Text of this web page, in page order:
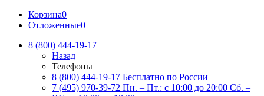
Корзина0
Отложенные0
8 (800) 444-19-17
Назад
Телефоны
8 (800) 444-19-17 Бесплатно по России
7 (495) 970-39-72 Пн. – Пт.: с 10:00 до 20:00 Сб. –